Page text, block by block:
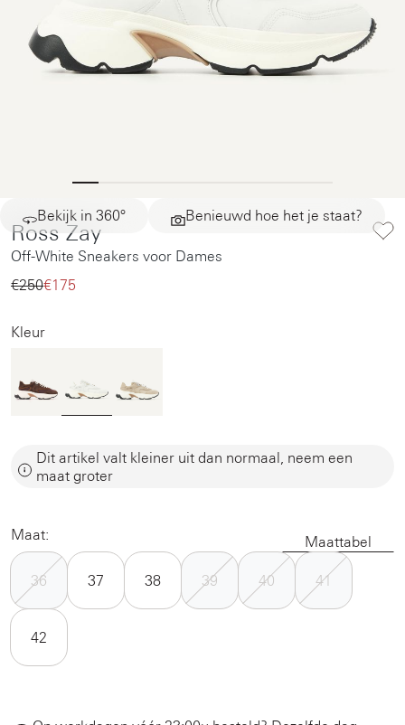
Bekijk in 360° Benieuwd hoe het je staat?
Ross Zay
Off-White Sneakers voor Dames
€250‌€175‌
Kleur
Dit artikel valt kleiner uit dan normaal, neem een
maat groter
Maat: Maattabel
36 37 38 39 40 41
42